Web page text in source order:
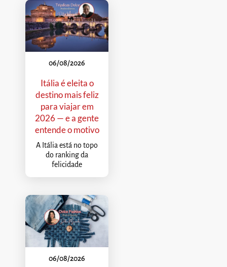
06/08/2026
Itália é eleita o
destino mais feliz
para viajar em
2026 — e a gente
entende o motivo
A Itália está no topo
do ranking da
felicidade
06/08/2026